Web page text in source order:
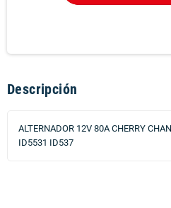
Descripción
ALTERNADOR 12V 80A CHERRY
ID5531 ID537